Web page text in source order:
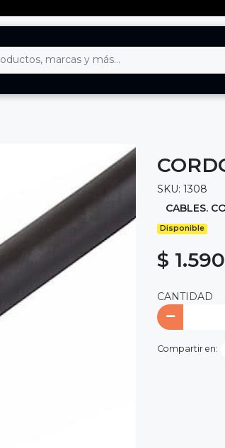
SKU: 1308
CABLES.
Disponible
$ 1.590
CANTIDAD
Compartir en: